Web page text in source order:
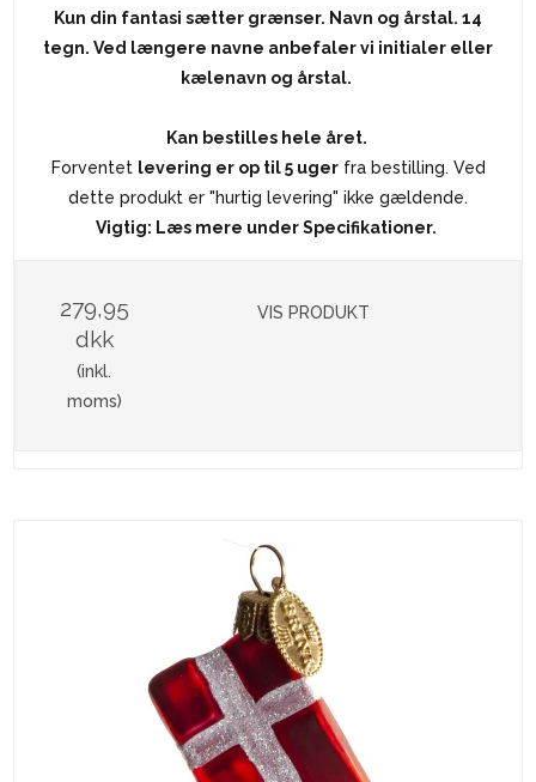
Kun din fantasi sætter grænser. Navn og årstal. 14
tegn. Ved længere navne anbefaler vi initialer eller
kælenavn og årstal.
Kan bestilles hele året.
Forventet levering er op til 5 ugerfra bestilling. Ved
dette produkt er "hurtig levering" ikke gældende.
Vigtig: Læs mere under Specifikationer.
279,95
dkk
(inkl.
moms)
VIS PRODUKT